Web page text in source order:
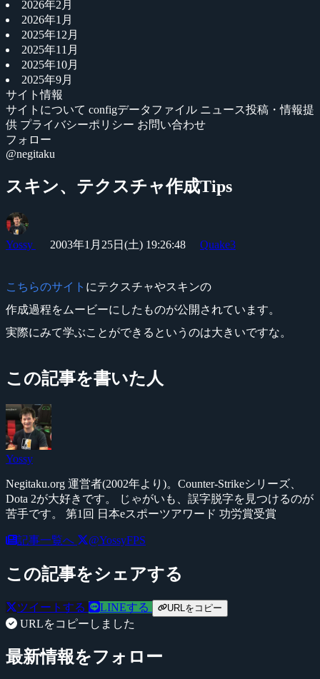
2026年2月
2026年1月
2025年12月
2025年11月
2025年10月
2025年9月
サイト情報
サイトについて configデータファイル ニュース投稿・情報提
供 プライバシーポリシー お問い合わせ
フォロー
@negitaku
スキン、テクスチャ作成Tips
Yossy 2003年1月25日(土) 19:26:48 Quake3
こちらのサイト にテクスチャやスキンの
作成過程をムービーにしたものが公開されています。
実際にみて学ぶことができるというのは大きいですな。
この記事を書いた人
Yossy
Negitaku.org 運営者(2002年より)。Counter-Strikeシリーズ、
Dota 2が大好きです。 じゃがいも、誤字脱字を見つけるのが
苦手です。 第1回 日本eスポーツアワード 功労賞受賞
記事一覧へ @YossyFPS
この記事をシェアする
ツイートする LINEする URLをコピー
URLをコピーしました
最新情報をフォロー